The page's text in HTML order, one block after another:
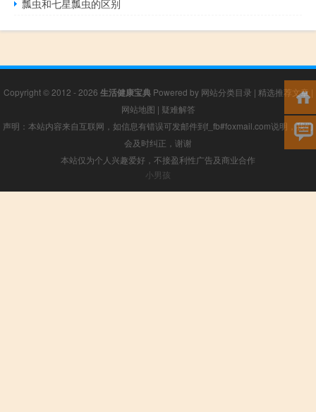
瓢虫和七星瓢虫的区别
Copyright © 2012 - 2026 生活健康宝典Powered by 网站分类目录 | 精选推荐文章 |
网站地图 | 疑难解答
声明：本站内容来自互联网，如信息有错误可发邮件到f_fb#foxmail.com说明，我们
会及时纠正，谢谢
本站仅为个人兴趣爱好，不接盈利性广告及商业合作
小男孩